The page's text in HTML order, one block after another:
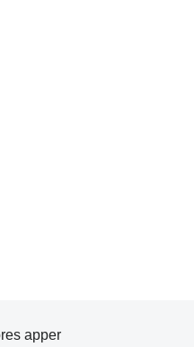
apper